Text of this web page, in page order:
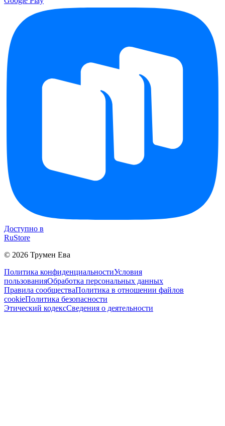
Доступно в
RuStore
© 2026 Трумен Ева
Политика конфиденциальностиУсловия
пользованияОбработка персональных данных
Правила сообществаПолитика в отношении файлов
cookieПолитика безопасности
Этический кодексСведения о деятельности